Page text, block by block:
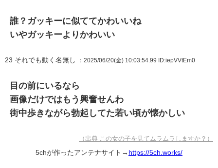
誰？ガッキーに似ててかわいいね
いやガッキーよりかわいい
23 それでも動く名無し ：2025/06/20(金) 10:03:54.99 ID:iepVVtEm0
目の前にいるなら
画像だけではもう興奮せんわ
街中歩きながら勃起してた若い頃が懐かしい
（出典 この女の子を見てムラムラしますか？）
5chが作ったアンテナサイト→ https://5ch.works/